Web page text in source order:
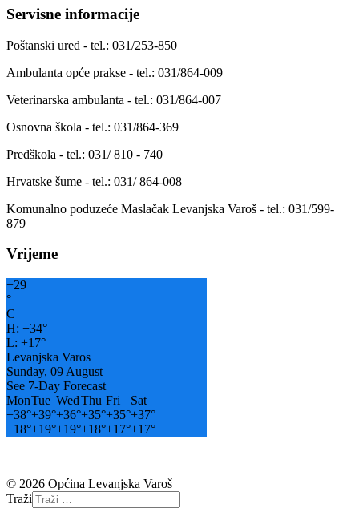
Servisne informacije
Poštanski ured - tel.: 031/253-850
Ambulanta opće prakse - tel.: 031/864-009
Veterinarska ambulanta - tel.: 031/864-007
Osnovna škola - tel.: 031/864-369
Predškola - tel.: 031/ 810 - 740
Hrvatske šume - tel.: 031/ 864-008
Komunalno poduzeće Maslačak Levanjska Varoš - tel.: 031/599-
879
Vrijeme
+29
°
C
H: +34°
L: +17°
Levanjska Varos
Sunday, 09 August
See 7-Day Forecast
MonTue WedThu Fri
Sat
+38°+39°+36°+35°+35°+37°
+18°+19°+19°+18°+17°+17°
© 2026 Općina Levanjska Varoš
Traži